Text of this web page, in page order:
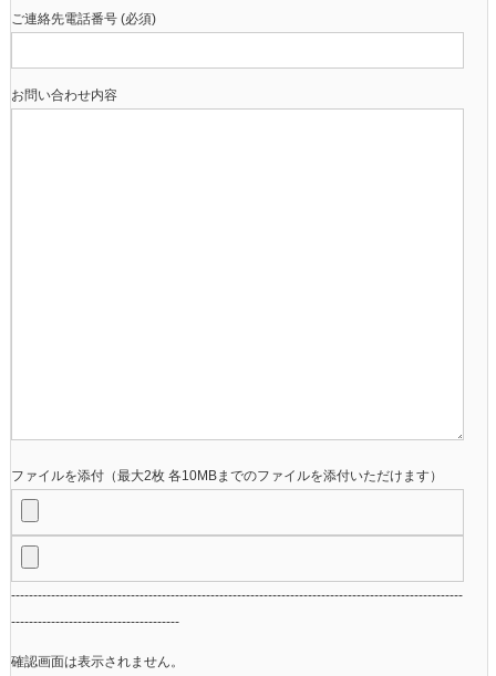
ご連絡先電話番号 (必須)
お問い合わせ内容
ファイルを添付（最大2枚 各10MBまでのファイルを添付いただけます）
------------------------------------------------------------------------------------------------------
--------------------------------------
確認画面は表示されません。